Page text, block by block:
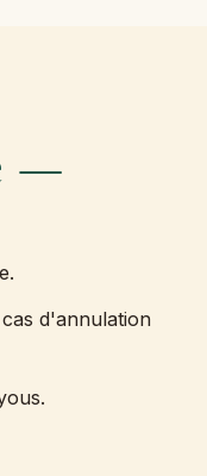
—
d'annulation